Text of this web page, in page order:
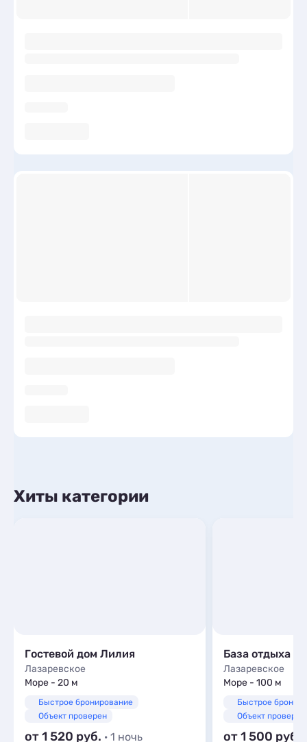
Хиты категории
Гостевой дом Лилия
Лазаревское
Море - 20 м
Быстрое бронирование
Объект проверен
от 1 520 · 1 ночь
База отдыха
Лазаревское
Море - 100 м
Быстрое
Объект проверен
от 1 500